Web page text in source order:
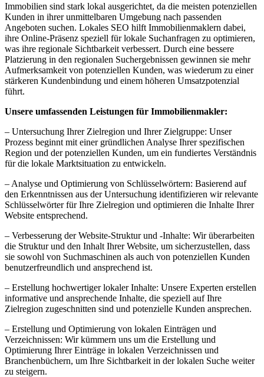
Immobilien sind stark lokal ausgerichtet, da die meisten potenziellen
Kunden in ihrer unmittelbaren Umgebung nach passenden
Angeboten suchen. Lokales SEO hilft Immobilienmaklern dabei,
ihre Online-Präsenz speziell für lokale Suchanfragen zu optimieren,
was ihre regionale Sichtbarkeit verbessert. Durch eine bessere
Platzierung in den regionalen Suchergebnissen gewinnen sie mehr
Aufmerksamkeit von potenziellen Kunden, was wiederum zu einer
stärkeren Kundenbindung und einem höheren Umsatzpotenzial
führt.
Unsere umfassenden Leistungen für Immobilienmakler:
– Untersuchung Ihrer Zielregion und Ihrer Zielgruppe: Unser
Prozess beginnt mit einer gründlichen Analyse Ihrer spezifischen
Region und der potenziellen Kunden, um ein fundiertes Verständnis
für die lokale Marktsituation zu entwickeln.
– Analyse und Optimierung von Schlüsselwörtern: Basierend auf
den Erkenntnissen aus der Untersuchung identifizieren wir relevante
Schlüsselwörter für Ihre Zielregion und optimieren die Inhalte Ihrer
Website entsprechend.
– Verbesserung der Website-Struktur und -Inhalte: Wir überarbeiten
die Struktur und den Inhalt Ihrer Website, um sicherzustellen, dass
sie sowohl von Suchmaschinen als auch von potenziellen Kunden
benutzerfreundlich und ansprechend ist.
– Erstellung hochwertiger lokaler Inhalte: Unsere Experten erstellen
informative und ansprechende Inhalte, die speziell auf Ihre
Zielregion zugeschnitten sind und potenzielle Kunden ansprechen.
– Erstellung und Optimierung von lokalen Einträgen und
Verzeichnissen: Wir kümmern uns um die Erstellung und
Optimierung Ihrer Einträge in lokalen Verzeichnissen und
Branchenbüchern, um Ihre Sichtbarkeit in der lokalen Suche weiter
zu steigern.